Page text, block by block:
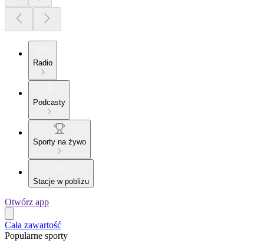
Radio
Podcasty
Sporty na żywo
Stacje w pobliżu
Otwórz app
Cała zawartość
Popularne sporty